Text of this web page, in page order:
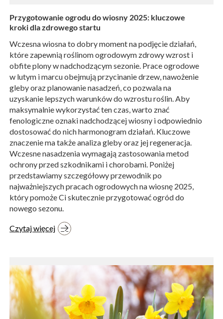
Przygotowanie ogrodu do wiosny 2025: kluczowe
kroki dla zdrowego startu
Wczesna wiosna to dobry moment na podjęcie działań,
które zapewnią roślinom ogrodowym zdrowy wzrost i
obfite plony w nadchodzącym sezonie. Prace ogrodowe
w lutym i marcu obejmują przycinanie drzew, nawożenie
gleby oraz planowanie nasadzeń, co pozwala na
uzyskanie lepszych warunków do wzrostu roślin. Aby
maksymalnie wykorzystać ten czas, warto znać
fenologiczne oznaki nadchodzącej wiosny i odpowiednio
dostosować do nich harmonogram działań. Kluczowe
znaczenie ma także analiza gleby oraz jej regeneracja.
Wczesne nasadzenia wymagają zastosowania metod
ochrony przed szkodnikami i chorobami. Poniżej
przedstawiamy szczegółowy przewodnik po
najważniejszych pracach ogrodowych na wiosnę 2025,
który pomoże Ci skutecznie przygotować ogród do
nowego sezonu.
Czytaj więcej